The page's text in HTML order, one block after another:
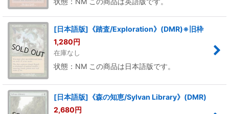
[日本語版]《踏査/Exploration》(DMR)※旧枠
1,280円
在庫なし
状態：NM この商品は日本語版です。
[日本語版]《森の知恵/Sylvan Library》(DMR)
2,680円